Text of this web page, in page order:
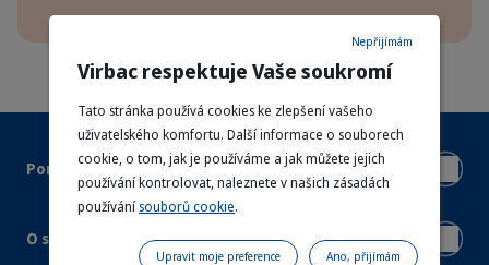
Pomoc a podpora
O společnosti Virbac
Virbac respektuje Vaše soukromí
Tato stránka používá cookies ke zlepšení vašeho
uživatelského komfortu. Další informace o souborech
cookie, o tom, jak je používáme a jak můžete jejich
používání kontrolovat, naleznete v našich zásadách
používání souborů cookie.
Nepřijímám
Ano, přijímám
Upravit moje preference